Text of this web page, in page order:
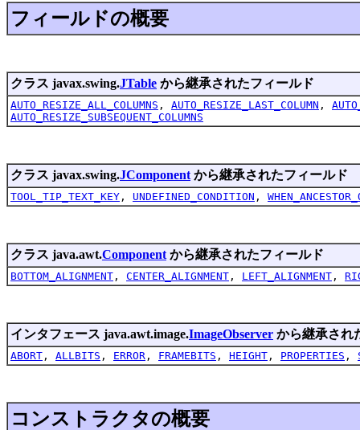
フィールドの概要
クラス javax.swing.JTable から継承されたフィールド
AUTO_RESIZE_ALL_COLUMNS , AUTO_RESIZE_LAST_COLUMN ,
AUTO_RESIZE_SUBSEQUENT_COLUMNS
クラス javax.swing.JComponent から継承されたフィールド
TOOL_TIP_TEXT_KEY , UNDEFINED_CONDITION ,
クラス java.awt.Component から継承されたフィールド
BOTTOM_ALIGNMENT , CENTER_ALIGNMENT , LEFT_ALIGNMENT ,
インタフェース java.awt.image.ImageObserver から継承され
ABORT , ALLBITS , ERROR , FRAMEBITS , HEIGHT , PROPERTIES ,
コンストラクタの概要